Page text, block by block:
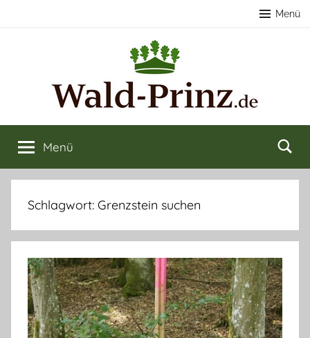
Menü
Nachhaltige
Forstwirtschaft
Naturerlebnisse
Wald
kaufen
verkaufen
Menü
Schlagwort: Grenzstein suchen